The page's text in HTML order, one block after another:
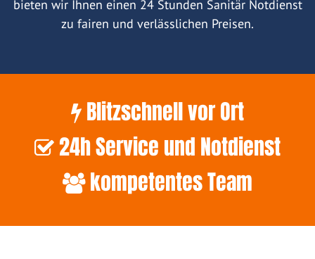
bieten wir Ihnen einen 24 Stunden Sanitär Notdienst
zu fairen und verlässlichen Preisen.
Blitzschnell vor Ort
24h Service und Notdienst
kompetentes Team